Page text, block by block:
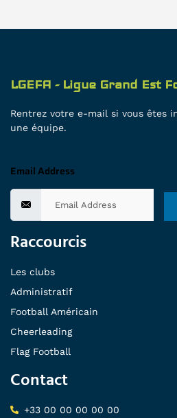
LGEFA - Ligue Grand Est
Rentrez votre e-mail si vous êtes
une équipe.
Email Address
Raccourcis
Les clubs
Administratif
Football Américain
Cheerleading
Flag Football
Contact
+33 00 00 00 00 00